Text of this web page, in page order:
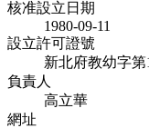
核准設立日期
1980-09-11
設立許可證號
新北府教幼字第
負責人
高立華
網址